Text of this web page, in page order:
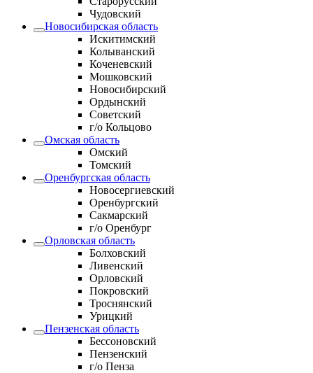
Чудовский
Новосибирская область
Искитимский
Колыванский
Коченевский
Мошковский
Новосибирский
Ордынский
Советский
г/о Кольцово
Омская область
Омский
Томский
Оренбургская область
Новосергиевский
Оренбургский
Сакмарский
г/о Оренбург
Орловская область
Болховский
Ливенский
Орловский
Покровский
Троснянский
Урицкий
Пензенская область
Бессоновский
Пензенский
г/о Пенза